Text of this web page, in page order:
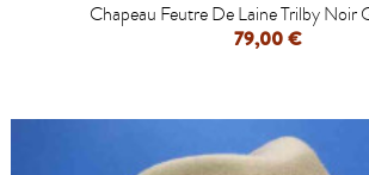
Chapeau Feutre De Laine Trilby Noir
79,00 €